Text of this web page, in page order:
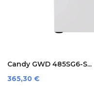
Candy GWD 485SG6-S...
Preis
365,30 €